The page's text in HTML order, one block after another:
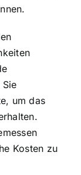
um das
Kosten zu